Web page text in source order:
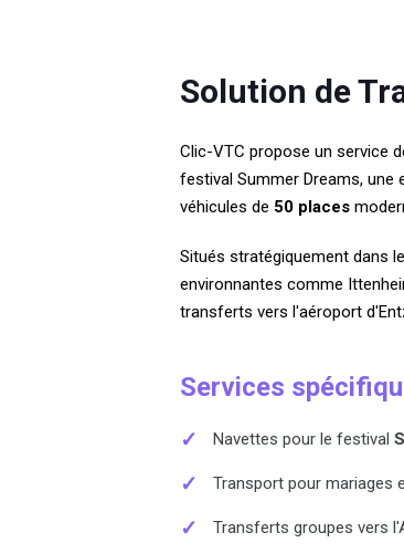
Solution de
Clic-VTC propose un service
festival Summer Dreams,
véhicules de 50 places
Situés stratégiquement dans
environnantes comme
transferts vers l'aéroport
Services
✓ Navettes pour le festival
✓ Transport pour mariages
✓ Transferts groupes vers